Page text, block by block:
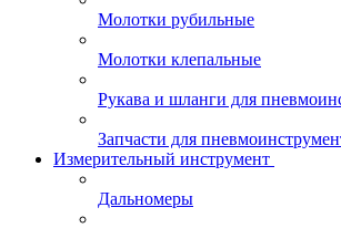
Молотки рубильные
Молотки клепальные
Рукава и шланги для
Запчасти для
Измерительный инструмент
Дальномеры